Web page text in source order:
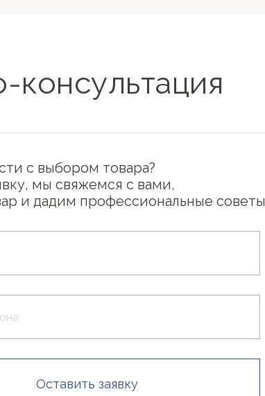
консультация
с выбором товара?
мы свяжемся с вами,
и дадим профессиональные советы
Оставить заявку